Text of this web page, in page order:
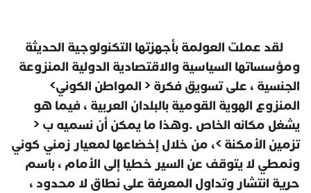
لقد عملت العولمة بأجهزتها التكنولوجية الحديثة
ومؤسساتها السياسية والاقتصادية الدولية المنزوعة
الجنسية ، على تسويق فكرة < المواطن الكوني>
المنزوع الهوية القومية بالبلدان العربية ، فيما هو
يشغل مكانه الخاص .وهذا ما يمكن أن نسميه ب <
تزمين الأمكنة >، من خلال إخضاعها لمعيار زمني كوني
ونمطي لا يتوقف عن السير خطيا إلى الأمام ، باسم
حرية انتشار وتداول المعرفة على نطاق لا محدود ،